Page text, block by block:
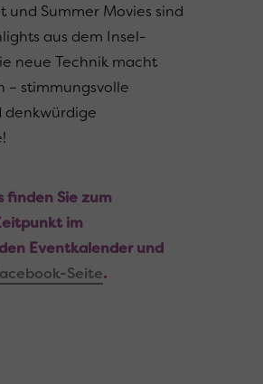
und Summer Movies sind
aus dem Insel-
neue Technik macht
– stimmungs­volle
denkwürdige
finden Sie zum
im
Eventkalender und
Seite.